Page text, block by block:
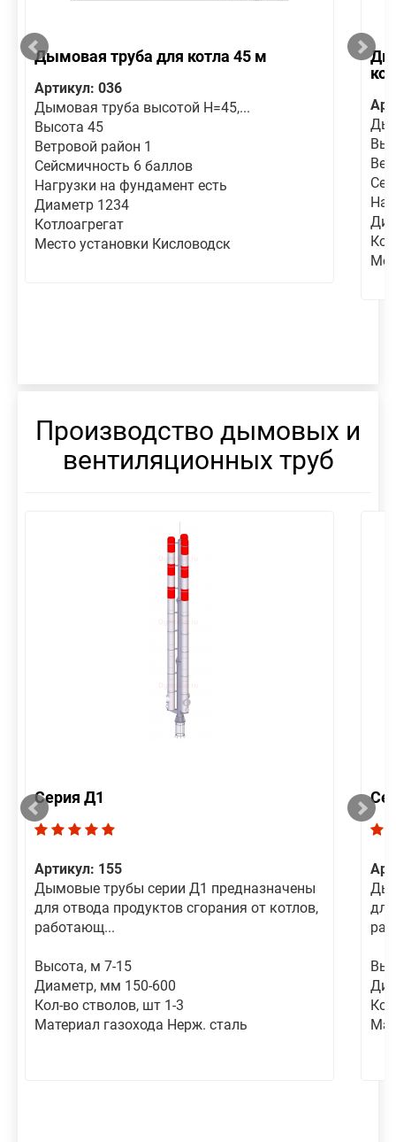
Дымовая труба для котла 45 м
Артикул: 036
Дымовая труба высотой Н=45,...
Высота 45
Ветровой район 1
Сейсмичность 6 баллов
Нагрузки на фундамент есть
Диаметр 1234
Котлоагрегат
Место установки Кисловодск
Производство дымовых и
вентиляционных труб
Серия Д1
Артикул: 155
Дымовые трубы серии Д1 предназначены
для отвода продуктов сгорания от котлов,
работающ...
Высота, м 7-15
Диаметр, мм 150-600
Кол-во стволов, шт 1-3
Материал газохода Нерж. сталь